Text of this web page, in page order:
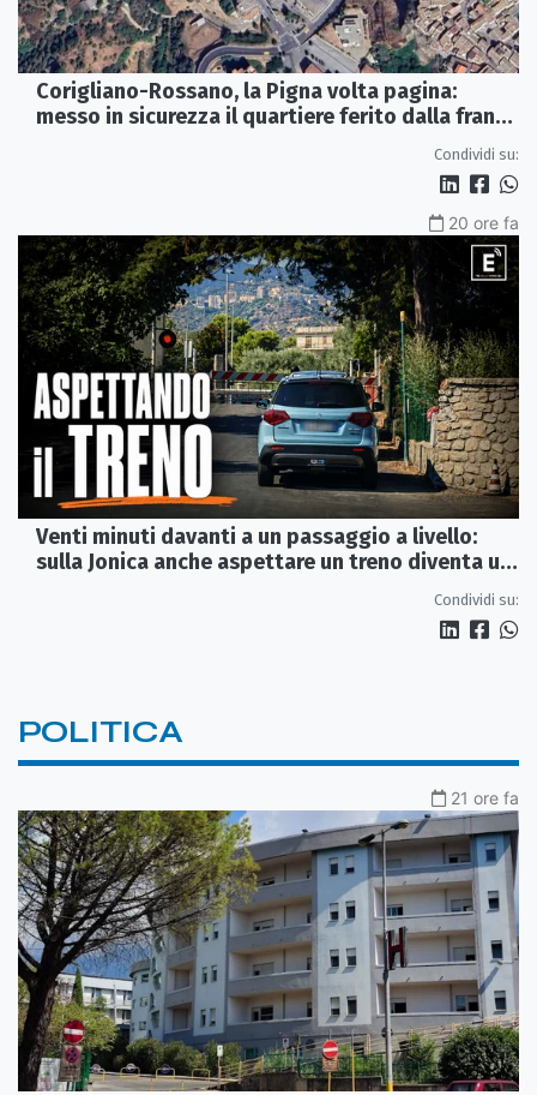
Corigliano-Rossano, la Pigna volta pagina:
messo in sicurezza il quartiere ferito dalla frana
Condividi su:
20 ore fa
Venti minuti davanti a un passaggio a livello:
sulla Jonica anche aspettare un treno diventa un
Condividi su:
POLITICA
21 ore fa